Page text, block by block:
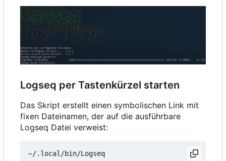
Logseq per Tastenkürzel starten
Das Skript erstellt einen symbolischen Link mit
fixen Dateinamen, der auf die ausführbare
Logseq Datei verweist: